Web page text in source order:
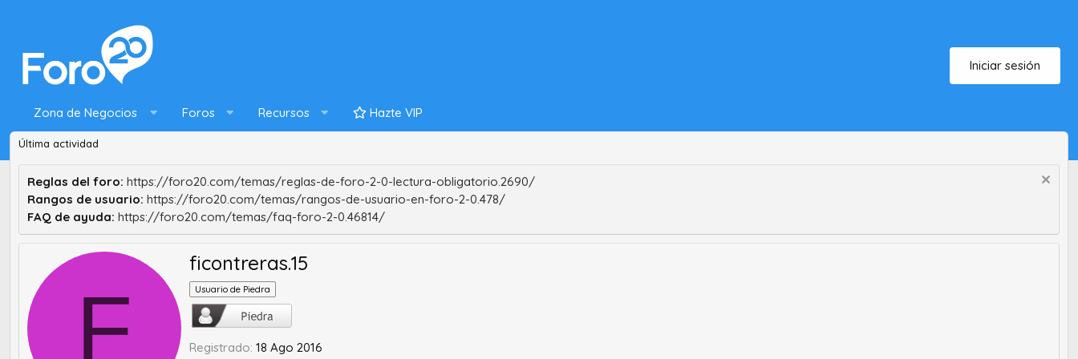
Iniciar sesión
Zona de Negocios Foros Recursos Hazte VIP
Última actividad
Reglas del foro: https://foro20.com/temas/reglas-de-foro-2-0-lectura-obligatorio.2690/
Rangos de usuario: https://foro20.com/temas/rangos-de-usuario-en-foro-2-0.478/
FAQ de ayuda: https://foro20.com/temas/faq-foro-2-0.46814/
F
ficontreras.15
Usuario de Piedra
Registrado 18 Ago 2016